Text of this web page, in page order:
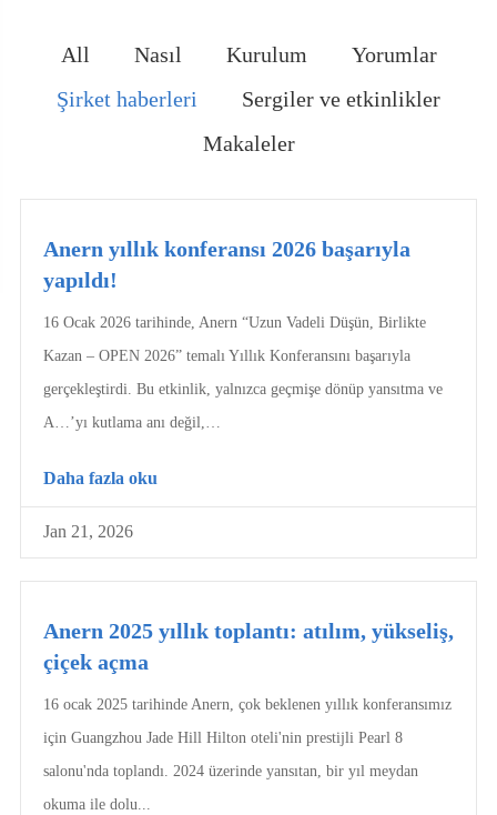
All Nasıl Kurulum
Yorumlar
Şirket haberleri
Sergiler ve etkinlikler
Makaleler
Anern yıllık konferansı 2026 başarıyla
yapıldı!
16 Ocak 2026 tarihinde, Anern “Uzun Vadeli Düşün, Birlikte
Kazan – OPEN 2026” temalı Yıllık Konferansını başarıyla
gerçekleştirdi. Bu etkinlik, yalnızca geçmişe dönüp yansıtma ve
A…’yı kutlama anı değil,…
Daha fazla oku
Jan 21, 2026
Anern 2025 yıllık toplantı: atılım, yükseliş,
çiçek açma
16 ocak 2025 tarihinde Anern, çok beklenen yıllık konferansımız
için Guangzhou Jade Hill Hilton oteli'nin prestijli Pearl 8
salonu'nda toplandı. 2024 üzerinde yansıtan, bir yıl meydan
okuma ile dolu...